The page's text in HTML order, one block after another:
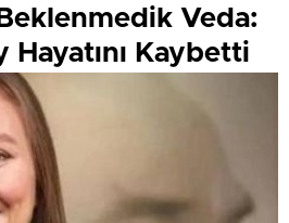
Veda:
Hayatını Kaybetti